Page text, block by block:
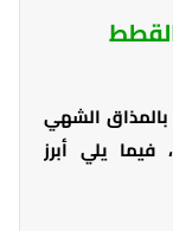
الشهي
يلي أبرز